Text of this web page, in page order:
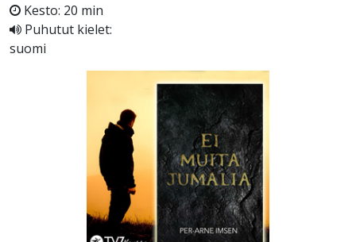
Kesto: 20 min
Puhutut kielet:
suomi